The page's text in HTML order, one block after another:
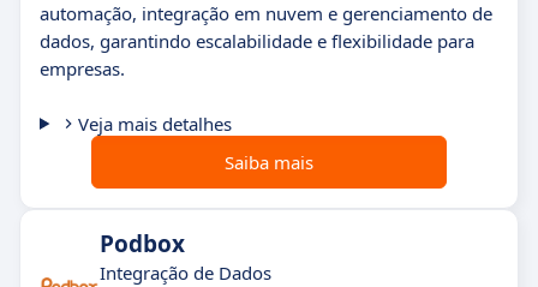
automação, integração em nuvem e gerenciamento de
dados, garantindo escalabilidade e flexibilidade para
empresas.
Veja mais detalhes
Saiba mais
Podbox
Integração de Dados